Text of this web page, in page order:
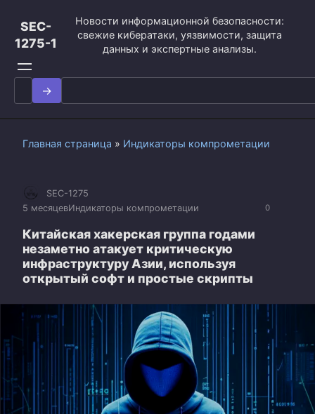
контенту
SEC-
1275-1
Новости информационной безопасности:
свежие кибератаки, уязвимости, защита
данных и экспертные анализы.
Search
for:
Главная страница » Индикаторы компрометации
0
SEC-1275
5 месяцевИндикаторы компрометации
Китайская хакерская группа годами
незаметно атакует критическую
инфраструктуру Азии, используя
открытый софт и простые скрипты